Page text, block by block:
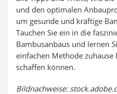
und den optimalen
um gesunde und kräftige
Tauchen Sie ein in die
Bambusanbaus und lernen
einfachen Methode zuhause
schaffen können.
Bildnachweise: